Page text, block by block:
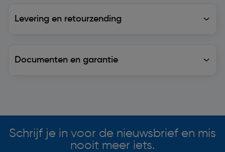
Levering en retourzending
Documenten en garantie
Schrijf je in voor de nieuwsbrief en mis
nooit meer iets.